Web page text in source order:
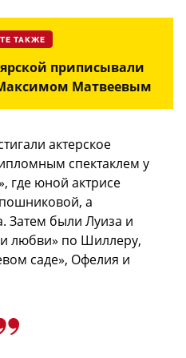
ТАКЖЕ
приписывали
Матвеевым
актерское
спектаклем у
где юной актрисе
а
Затем были Луиза и
любви» по Шиллеру,
саде», Офелия и